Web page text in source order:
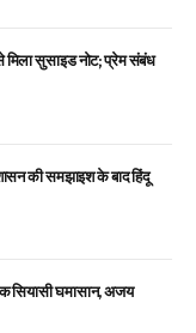
मिला सुसाइड नोट; प्रेम संबंध
की समझाइश के बाद हिंदू
सियासी घमासान, अजय